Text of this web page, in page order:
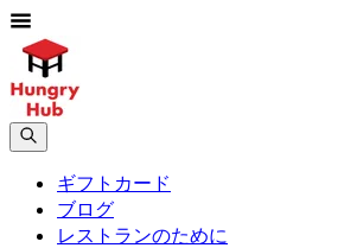
ギフトカード
ブログ
レストランのために